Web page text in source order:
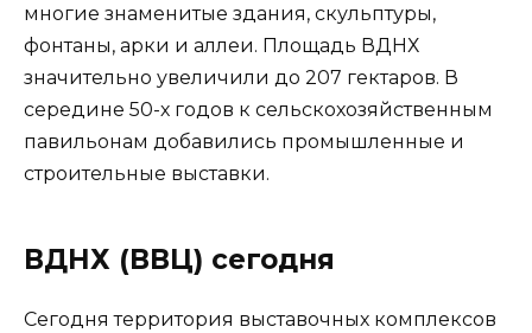
многие знаменитые здания, скульптуры,
фонтаны, арки и аллеи. Площадь ВДНХ
значительно увеличили до 207 гектаров. В
середине 50-х годов к сельскохозяйственным
павильонам добавились промышленные и
строительные выставки.
ВДНХ (ВВЦ) сегодня
Сегодня территория выставочных комплексов